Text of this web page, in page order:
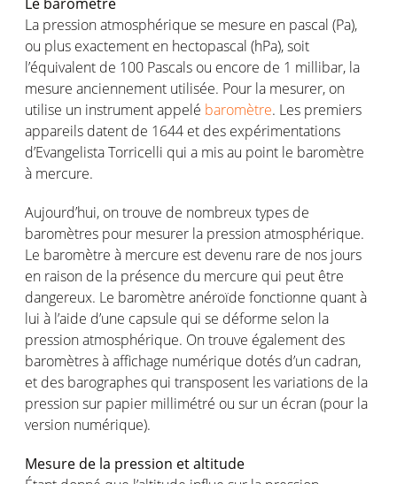
La pression atmosphérique se mesure en pascal (Pa),
ou plus exactement en hectopascal (hPa), soit
l’équivalent de 100 Pascals ou encore de 1 millibar, la
mesure anciennement utilisée. Pour la mesurer, on
utilise un instrument appelé baromètre. Les premiers
appareils datent de 1644 et des expérimentations
d’Evangelista Torricelli qui a mis au point le baromètre
à mercure.
Aujourd’hui, on trouve de nombreux types de
baromètres pour mesurer la pression atmosphérique.
Le baromètre à mercure est devenu rare de nos jours
en raison de la présence du mercure qui peut être
dangereux. Le baromètre anéroïde fonctionne quant à
lui à l’aide d’une capsule qui se déforme selon la
pression atmosphérique. On trouve également des
baromètres à affichage numérique dotés d’un cadran,
et des barographes qui transposent les variations de la
pression sur papier millimétré ou sur un écran (pour la
version numérique).
Mesure de la pression et altitude